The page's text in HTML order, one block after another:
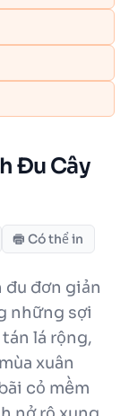
Đu Cây
Có thể in
đơn giản
những sợi
lá rộng,
xuân
cỏ mềm